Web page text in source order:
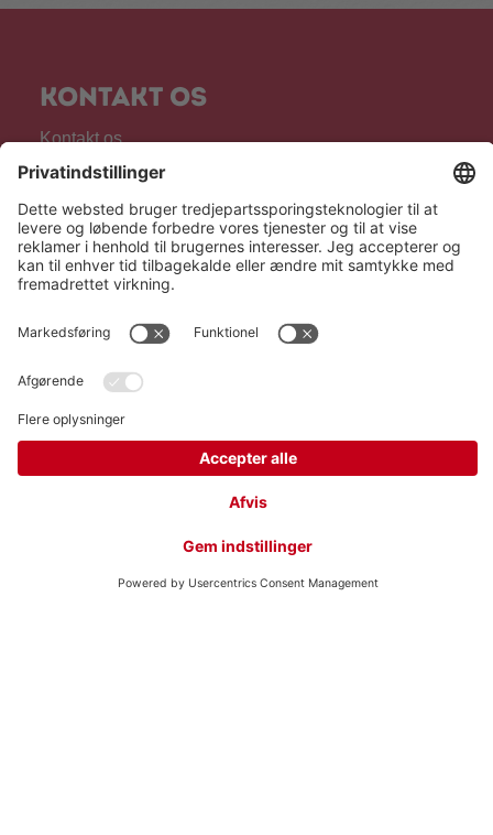
Kontakt os
Kontakt os
Privatlivspolitik
Privatlivspolitik & databeskyttelsespolitik
Generelt
Om os
Følg os